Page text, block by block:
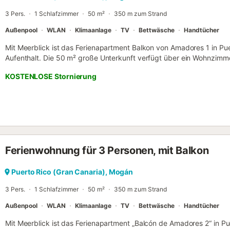
3 Pers. 1 Schlafzimmer 50 m² 350 m zum Strand
Außenpool WLAN Klimaanlage TV Bettwäsche Handtücher
Mit Meerblick ist das Ferienapartment Balkon von Amadores 1 in
Aufenthalt. Die 50 m² große Unterkunft verfügt über ein
sind vorhanden. Kinder sind willkommen. Im Schlafzimmer befindet
Schlafsofa für 2 Personen. Sie genießen einen herrlichen Ausblick
Strand von Amadores. Zudem steht Ihnen ein offener Balkon zur
Außenbereich können Sie den Pool nutzen. Restaurants, Cafés,
bis 5 Gehminuten. Der malerische Strand Playa de Amadores ist 3
Überwachungskameras befinden sich am Eingang des Gebäudes.
KOSTENLOSE Stornierung
Ferienwohnung für 3 Personen, mit Balkon
Puerto Rico (Gran Canaria), Mogán
3 Pers. 1 Schlafzimmer 50 m² 350 m zum Strand
Außenpool WLAN Klimaanlage TV Bettwäsche Handtücher
Mit Meerblick ist das Ferienapartment „Balcón de Amadores 2“ in